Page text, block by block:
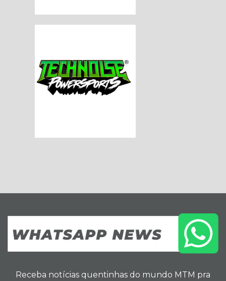
Receba notícias quentinhas do mundo MTM pra